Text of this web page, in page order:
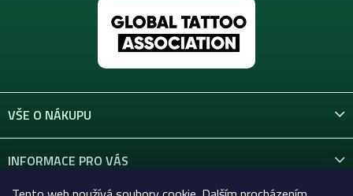
VŠE O NÁKUPU
INFORMACE PRO VÁS